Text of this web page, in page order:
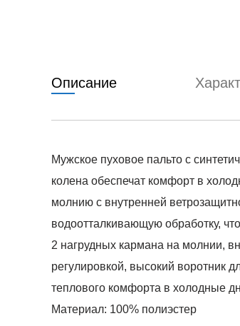
Описание
Мужское пуховое пальто с
колена обеспечат комфорт в
молнию с внутренней
водоотталкивающую обработку,
2 нагрудных кармана на молнии,
регулировкой, высокий воротник
теплового комфорта в холодные
Материал: 100% полиэстер